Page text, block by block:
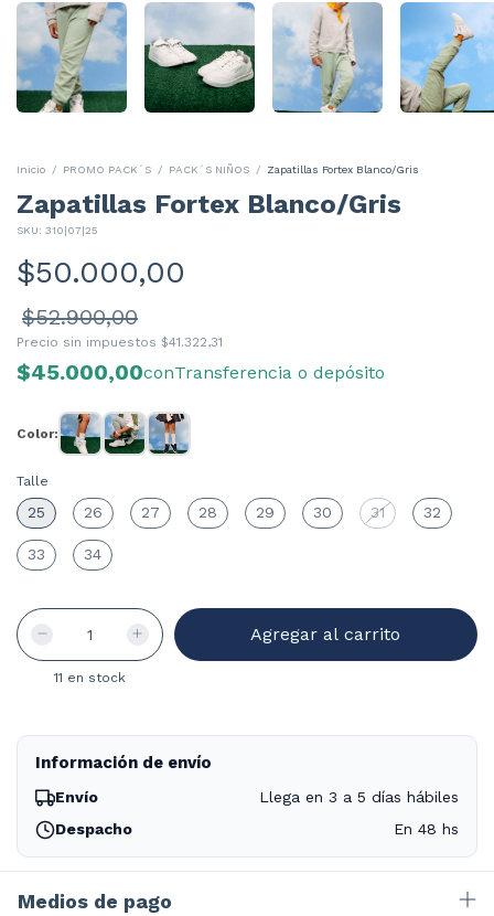
Inicio / PROMO PACK´S / PACK´S NIÑOS / Zapatillas Fortex Blanco/Gris
Zapatillas Fortex Blanco/Gris
SKU: 310|07|25
$50.000,00
$52.900,00
Precio sin impuestos $41.322,31
$45.000,00conTransferencia o depósito
Color:
Talle
25 26 27 28 29 30 31 32
33 34
11 en stock
Información de envío
Envío
Llega en 3 a 5 días hábiles
Despacho
En 48 hs
Medios de pago